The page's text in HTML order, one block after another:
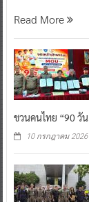
Read More
ชวนคนไทย “90 วั
10 กรกฎาคม 2026